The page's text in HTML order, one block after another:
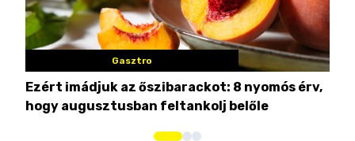
Gasztro
Ezért imádjuk az őszibarackot: 8 nyomós érv,
hogy augusztusban feltankolj belőle